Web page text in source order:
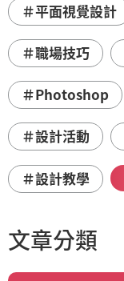
＃平面視覺設計
＃職場技巧
＃Photoshop
＃設計活動
＃設計教學
文章分類